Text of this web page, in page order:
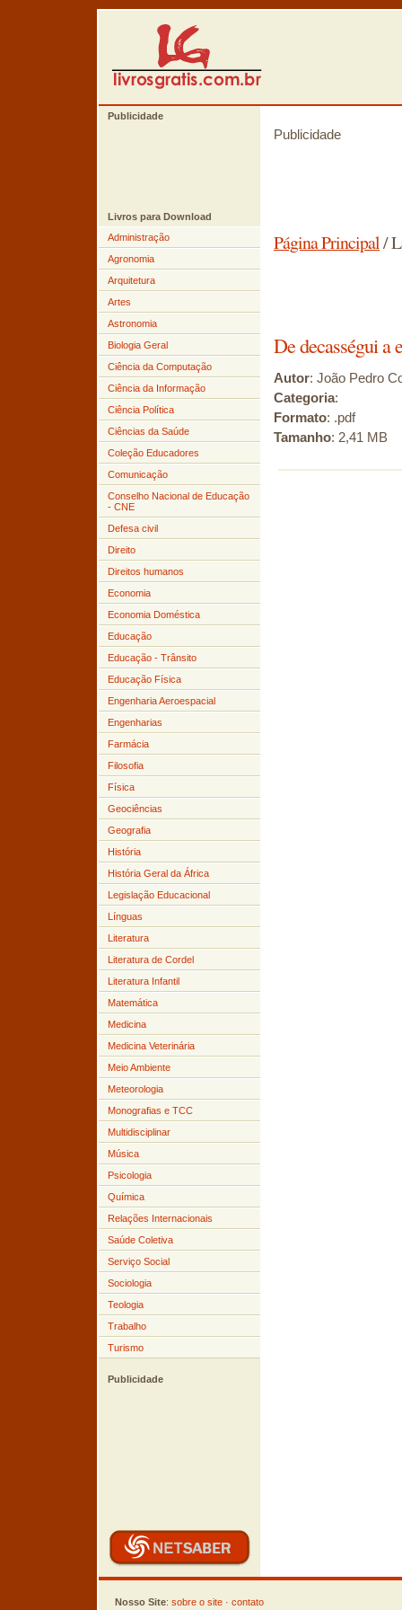
Publicidade
Livros para Download
Administração
Agronomia
Arquitetura
Artes
Astronomia
Biologia Geral
Ciência da Computação
Ciência da Informação
Ciência Política
Ciências da Saúde
Coleção Educadores
Comunicação
Conselho Nacional de Educação
- CNE
Defesa civil
Direito
Direitos humanos
Economia
Economia Doméstica
Educação
Educação - Trânsito
Educação Física
Engenharia Aeroespacial
Engenharias
Farmácia
Filosofia
Física
Geociências
Geografia
História
História Geral da África
Legislação Educacional
Línguas
Literatura
Literatura de Cordel
Literatura Infantil
Matemática
Medicina
Medicina Veterinária
Meio Ambiente
Meteorologia
Monografias e TCC
Multidisciplinar
Música
Psicologia
Química
Relações Internacionais
Saúde Coletiva
Serviço Social
Sociologia
Teologia
Trabalho
Turismo
Publicidade
Publicidade
Página Principal/
De decasségui a
Autor: João Pedro
Categoria:
Formato: .pdf
Tamanho: 2,41 MB
Nosso Site: sobre o site · contato